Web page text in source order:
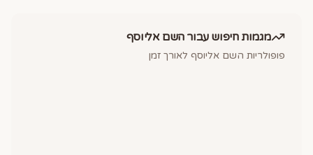
מגמות חיפוש עבור השםאליוסף
פופולריות השם אליוסף לאורך זמן